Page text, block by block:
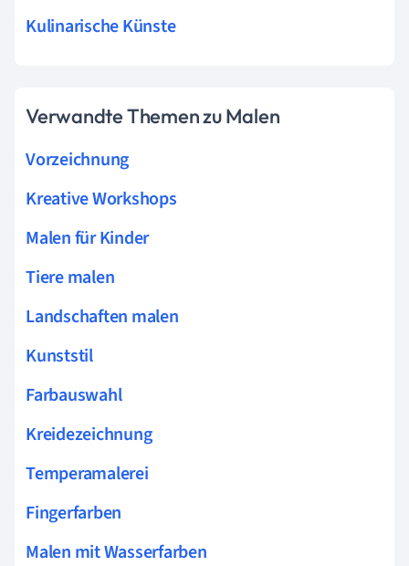
Kulinarische Künste
Verwandte Themen zu Malen
Vorzeichnung
Kreative Workshops
Malen für Kinder
Tiere malen
Landschaften malen
Kunststil
Farbauswahl
Kreidezeichnung
Temperamalerei
Fingerfarben
Malen mit Wasserfarben